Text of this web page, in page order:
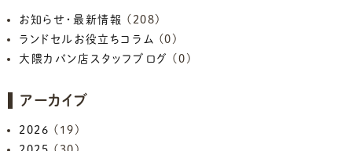
お知らせ・最新情報
(208)
ランドセルお役立ちコラム
(0)
大隈カバン店スタッフブログ
(0)
アーカイブ
2026 (19)